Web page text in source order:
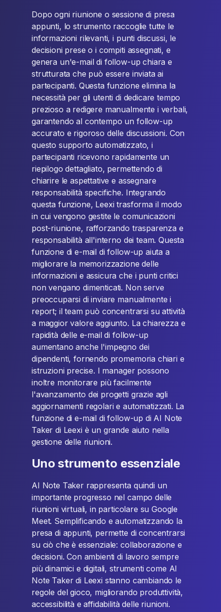
Dopo ogni riunione o sessione di presa
appunti, lo strumento raccoglie tutte le
informazioni rilevanti, i punti discussi, le
decisioni prese o i compiti assegnati, e
genera un'e-mail di follow-up chiara e
strutturata che può essere inviata ai
partecipanti. Questa funzione elimina la
necessità per gli utenti di dedicare tempo
prezioso a redigere manualmente i verbali,
garantendo al contempo un follow-up
accurato e rigoroso delle discussioni. Con
questo supporto automatizzato, i
partecipanti ricevono rapidamente un
riepilogo dettagliato, permettendo di
chiarire le aspettative e assegnare
responsabilità specifiche. Integrando
questa funzione, Leexi trasforma il modo
in cui vengono gestite le comunicazioni
post-riunione, rafforzando trasparenza e
responsabilità all'interno dei team. Questa
funzione di e-mail di follow-up aiuta a
migliorare la memorizzazione delle
informazioni e assicura che i punti critici
non vengano dimenticati. Non serve
preoccuparsi di inviare manualmente i
report; il team può concentrarsi su attività
a maggior valore aggiunto. La chiarezza e
rapidità delle e-mail di follow-up
aumentano anche l'impegno dei
dipendenti, fornendo promemoria chiari e
istruzioni precise. I manager possono
inoltre monitorare più facilmente
l'avanzamento dei progetti grazie agli
aggiornamenti regolari e automatizzati. La
funzione di e-mail di follow-up di AI Note
Taker di Leexi è un grande aiuto nella
gestione delle riunioni.
Uno strumento essenziale
AI Note Taker rappresenta quindi un
importante progresso nel campo delle
riunioni virtuali, in particolare su Google
Meet. Semplificando e automatizzando la
presa di appunti, permette di concentrarsi
su ciò che è essenziale: collaborazione e
decisioni. Con ambienti di lavoro sempre
più dinamici e digitali, strumenti come AI
Note Taker di Leexi stanno cambiando le
regole del gioco, migliorando produttività,
accessibilità e affidabilità delle riunioni.